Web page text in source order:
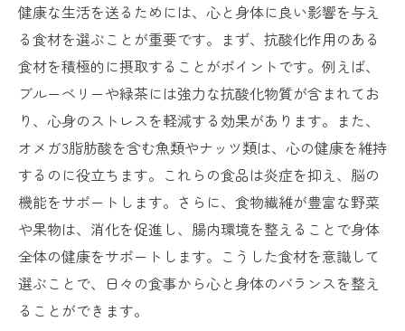
法
忙しい人でも続けられる簡単な栄養法
現代社会での食事選びのコツ
スケジュールに合った健康食の取り入れ方
短時間で栄養を摂取するための工夫
日常生活における健康食の時短テクニック
心と身体が喜ぶ健康食で生活に彩りを添えよう
五感を刺激するカラフルな健康食の選び方
味覚だけでなく、心にも訴えるレシピ
心地よい食事時間を演出する健康食の提案
健康な生活を送るためには、心と身体に良い影響を与え
る食材を選ぶことが重要です。まず、抗酸化作用のある
食材を積極的に摂取することがポイントです。例えば、
ブルーベリーや緑茶には強力な抗酸化物質が含まれてお
り、心身のストレスを軽減する効果があります。また、
オメガ3脂肪酸を含む魚類やナッツ類は、心の健康を維持
するのに役立ちます。これらの食品は炎症を抑え、脳の
機能をサポートします。さらに、食物繊維が豊富な野菜
や果物は、消化を促進し、腸内環境を整えることで身体
全体の健康をサポートします。こうした食材を意識して
選ぶことで、日々の食事から心と身体のバランスを整え
ることができます。